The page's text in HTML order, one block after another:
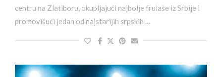
centru na Zlatiboru, okupljajući najbolje frulaše iz Srbije i
promovišući jedan od najstarijih srpskih …